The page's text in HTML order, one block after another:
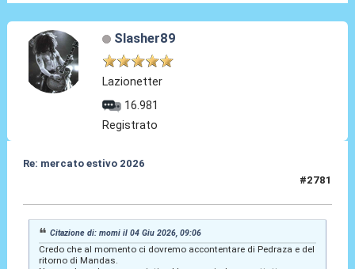
Slasher89
Lazionetter
16.981
Registrato
Re: mercato estivo 2026
#2781
Citazione di: momi il 04 Giu 2026, 09:06
Credo che al momento ci dovremo accontentare di Pedraza e del
ritorno di Mandas.